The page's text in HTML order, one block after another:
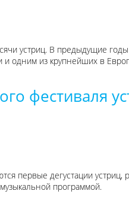
устриц. В предыдущие
и одним из крупнейших в
фестиваля
первые дегустации устриц,
программой.